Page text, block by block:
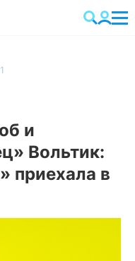
и
Вольтик:
приехала в